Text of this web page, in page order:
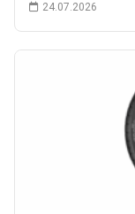
24.07.2026